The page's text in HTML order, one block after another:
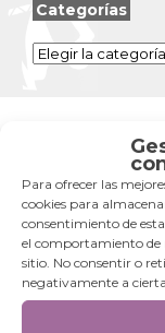
Para ofrecer las
cookies para
consentimiento de
el comportamiento de
sitio. No consentir o
negativamente a
Categorías
Categorías